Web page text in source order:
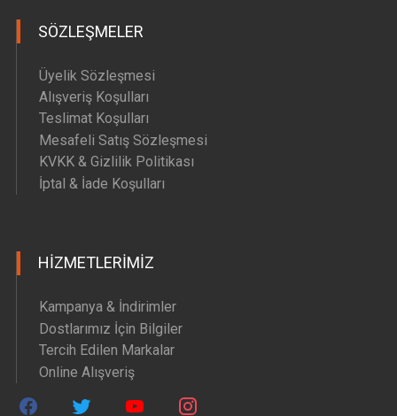
SÖZLEŞMELER
Üyelik Sözleşmesi
Alışveriş Koşulları
Teslimat Koşulları
Mesafeli Satış Sözleşmesi
KVKK & Gizlilik Politikası
İptal & İade Koşulları
HIZMETLERIMIZ
Kampanya & İndirimler
Dostlarımız İçin Bilgiler
Tercih Edilen Markalar
Online Alışveriş